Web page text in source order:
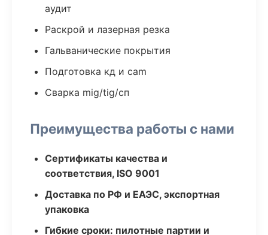
аудит
Раскрой и лазерная резка
Гальванические покрытия
Подготовка кд и cam
Сварка mig/tig/сп
Преимущества работы с нами
Сертификаты качества и
соответствия, ISO 9001
Доставка по РФ и ЕАЭС, экспортная
упаковка
Гибкие сроки: пилотные партии и